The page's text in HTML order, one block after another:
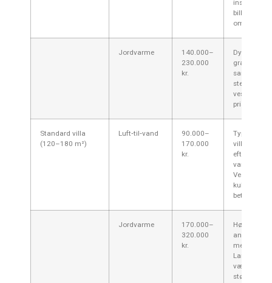
installation
billigere i
områder.
Jordvarme
140.000–
230.000
kr.
Dyrere pga.
sandede
stenede
vestkysten
pris.
Standard villa
(120–180 m²)
Luft‑til‑vand
90.000–
170.000
kr.
Typisk
villaer;
efter husets
varmetab —
kulde skal
betragtning.
Jordvarme
170.000–
320.000
kr.
Høj
men stabil
Lange
være
større